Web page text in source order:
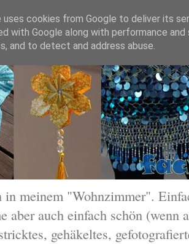
meinem "Wohnzimmer".
aber auch einfach schön
gehäkeltes,
uses cookies from Google to deliver its
with Google along with performance
and to detect and address abuse.